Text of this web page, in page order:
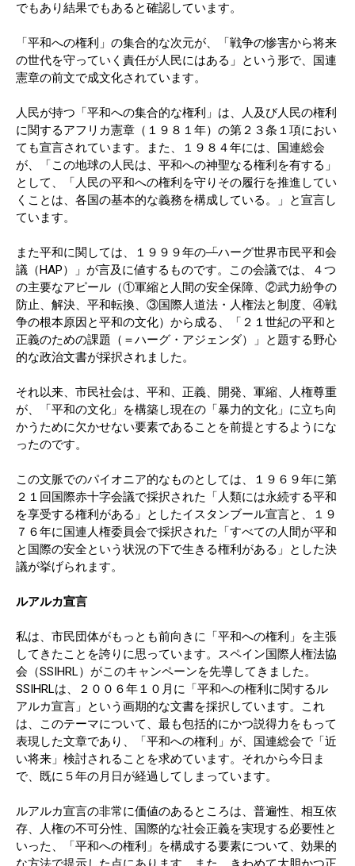
でもあり結果でもあると確認しています。
「平和への権利」の集合的な次元が、「戦争の惨害から将来
の世代を守っていく責任が人民にはある」という形で、国連
憲章の前文で成文化されています。
人民が持つ「平和への集合的な権利」は、人及び人民の権利
に関するアフリカ憲章（１９８１年）の第２３条１項におい
ても宣言されています。また、１９８４年には、国連総会
が、「この地球の人民は、平和への神聖なる権利を有する」
として、「人民の平和への権利を守りその履行を推進してい
くことは、各国の基本的な義務を構成している。」と宣言し
ています。
また平和に関しては、１９９９年の「ハーグ世界市民平和会
議（HAP）」が言及に値するものです。この会議では、４つ
の主要なアピール（①軍縮と人間の安全保障、②武力紛争の
防止、解決、平和転換、③国際人道法・人権法と制度、④戦
争の根本原因と平和の文化）から成る、「２１世紀の平和と
正義のための課題（＝ハーグ・アジェンダ）」と題する野心
的な政治文書が採択されました。
それ以来、市民社会は、平和、正義、開発、軍縮、人権尊重
が、「平和の文化」を構築し現在の「暴力的文化」に立ち向
かうために欠かせない要素であることを前提とするようにな
ったのです。
この文脈でのパイオニア的なものとしては、１９６９年に第
２１回国際赤十字会議で採択された「人類には永続する平和
を享受する権利がある」としたイスタンブール宣言と、１９
７６年に国連人権委員会で採択された「すべての人間が平和
と国際の安全という状況の下で生きる権利がある」とした決
議が挙げられます。
ルアルカ宣言
私は、市民団体がもっとも前向きに「平和への権利」を主張
してきたことを誇りに思っています。スペイン国際人権法協
会（SSIHRL）がこのキャンペーンを先導してきました。
SSIHRLは、２００６年１０月に「平和への権利に関するル
アルカ宣言」という画期的な文書を採択しています。これ
は、このテーマについて、最も包括的にかつ説得力をもって
表現した文章であり、「平和への権利」が、国連総会で「近
い将来」検討されることを求めています。それから今日ま
で、既に５年の月日が経過してしまっています。
ルアルカ宣言の非常に価値のあるところは、普遍性、相互依
存、人権の不可分性、国際的な社会正義を実現する必要性と
いった、「平和への権利」を構成する要素について、効果的